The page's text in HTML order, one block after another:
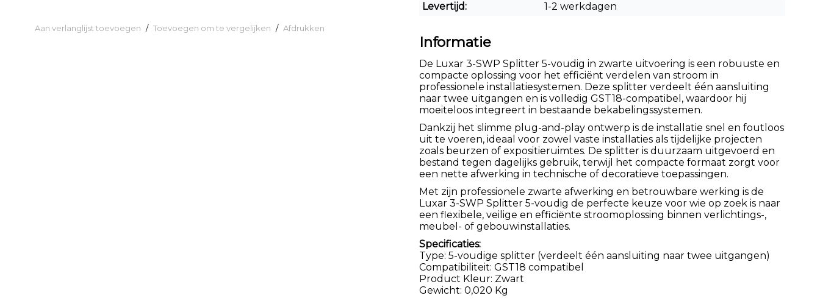
Aan verlanglijst toevoegen / Toevoegen om te vergelijken / Afdrukken
Levertijd:
1-2 werkdagen
Informatie
De Luxar 3-SWP Splitter 5-voudig in zwarte uitvoering is een robuuste en
compacte oplossing voor het efficiënt verdelen van stroom in
professionele installatiesystemen. Deze splitter verdeelt één aansluiting
naar twee uitgangen en is volledig GST18-compatibel, waardoor hij
moeiteloos integreert in bestaande bekabelingssystemen.
Dankzij het slimme plug-and-play ontwerp is de installatie snel en foutloos
uit te voeren, ideaal voor zowel vaste installaties als tijdelijke projecten
zoals beurzen of expositieruimtes. De splitter is duurzaam uitgevoerd en
bestand tegen dagelijks gebruik, terwijl het compacte formaat zorgt voor
een nette afwerking in technische of decoratieve toepassingen.
Met zijn professionele zwarte afwerking en betrouwbare werking is de
Luxar 3-SWP Splitter 5-voudig de perfecte keuze voor wie op zoek is naar
een flexibele, veilige en efficiënte stroomoplossing binnen verlichtings-,
meubel- of gebouwinstallaties.
Specificaties:
Type: 5-voudige splitter (verdeelt één aansluiting naar twee uitgangen)
Compatibiliteit: GST18 compatibel
Product Kleur: Zwart
Gewicht: 0,020 Kg